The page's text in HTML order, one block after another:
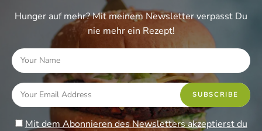
Hunger auf mehr? Mit meinem Newsletter verpasst Du
nie mehr ein Rezept!
Mit dem Abonnieren des Newsletters akzeptierst du